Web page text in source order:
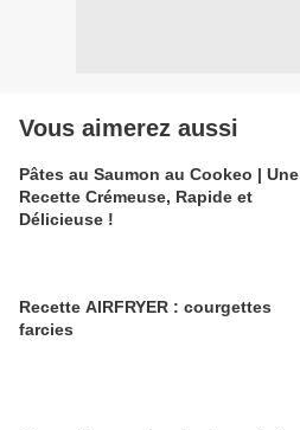
Vous aimerez aussi
Pâtes au Saumon au Cookeo | Une
Recette Crémeuse, Rapide et
Délicieuse !
Recette AIRFRYER : courgettes
farcies